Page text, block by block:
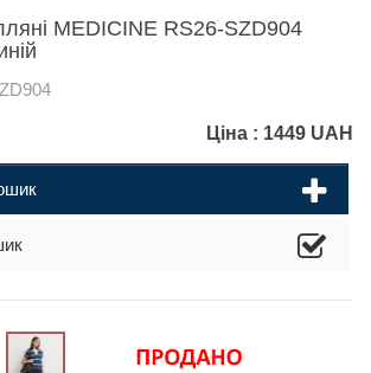
MEDICINE RS26-SZD904
Ціна : 1449 UAH